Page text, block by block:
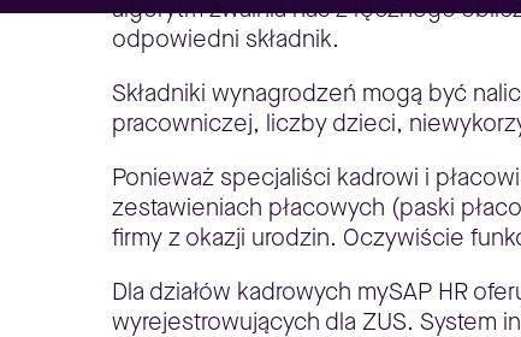
algorytm zwalnia nas z ręcznego
odpowiedni składnik.
Składniki wynagrodzeń mogą być
pracowniczej, liczby dzieci,
Ponieważ specjaliści kadrowi i
zestawieniach płacowych (paski
firmy z okazji urodzin. Oczywiście
Dla działów kadrowych mySAP HR
wyrejestrowujących dla ZUS. System